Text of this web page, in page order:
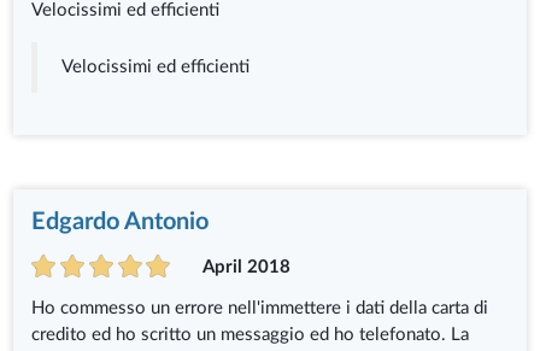
Velocissimi ed efficienti
Velocissimi ed efficienti
Edgardo Antonio
April 2018
Ho commesso un errore nell'immettere i dati della carta di
credito ed ho scritto un messaggio ed ho telefonato. La